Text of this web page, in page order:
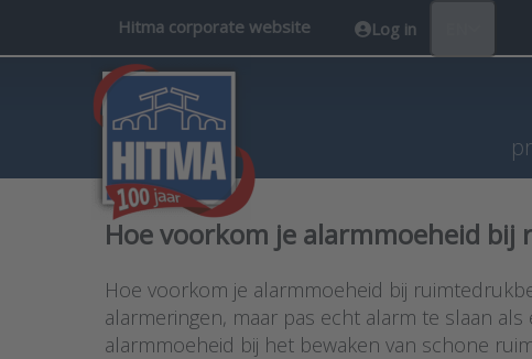
Hitma corporate website Log in
Hoe voorkom je alarmmoeheid
Hoe voorkom je alarmmoeheid bij
alarmeringen, maar pas echt alarm te slaan
alarmmoeheid bij het bewaken van schone